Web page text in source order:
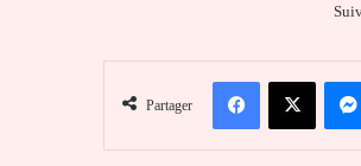
Partager
FacebookX